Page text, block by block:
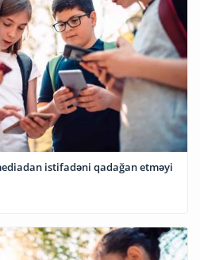
istifadəni qadağan etməyi